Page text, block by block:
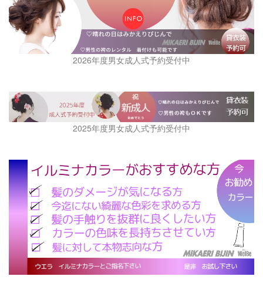
2026年度男女成人式予約受付中
2025年度男女成人式予約受付中